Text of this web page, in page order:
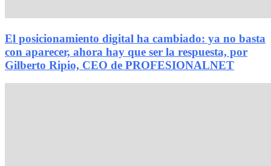
El posicionamiento digital ha cambiado: ya no basta
con aparecer, ahora hay que ser la respuesta, por
Gilberto Ripio, CEO de PROFESIONALNET